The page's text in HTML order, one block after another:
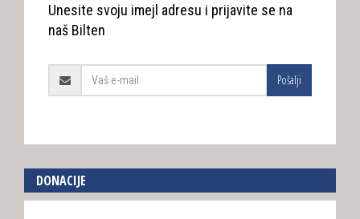
Unesite svoju imejl adresu i prijavite se na
naš Bilten
Pošalji
DONACIJE